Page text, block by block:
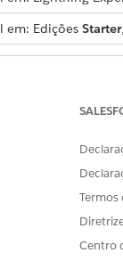
em: Edições Starter,
um
As
Termos
Centro